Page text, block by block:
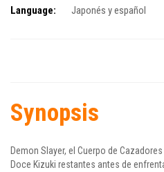
Language:
Japonés y español
Synopsis
Demon Slayer, el Cuerpo de
Doce Kizuki restantes antes de